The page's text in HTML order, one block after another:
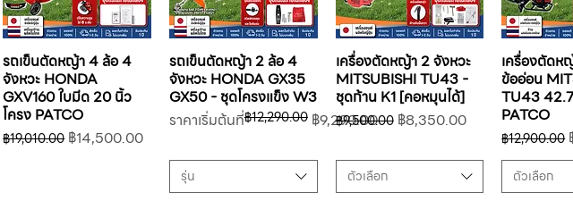
รถเข็นตัดหญ้า 4 ล้อ 4
จังหวะ HONDA
GXV160 ใบมีด 20 นิ้ว
โครง PATCO
ราคาปกติ
฿19,010.00 ราคาขายลด
฿14,500.00
รถเข็นตัดหญ้า 2 ล้อ 4
จังหวะ HONDA GX35
GX50 - ชุดโครงแข็ง W3
ราคาเริ่มต้นที่
ราคาปกติ ฿12,290.00 ฿9,290.00
ราคาขายลด
รุ่น
เครื่องตัดหญ้า 2 จังหวะ
MITSUBISHI TU43 -
ชุดก้าน K1 [คอหมุนได้]
ราคาปกติ
฿9,500.00 ราคาขายลด
฿8,350.00
ตัวเลือก
เครื่องตัดห
ข้ออ่อน
TU43
PATCO
ราคาปกติ
฿12,900.00
ตัวเลือก